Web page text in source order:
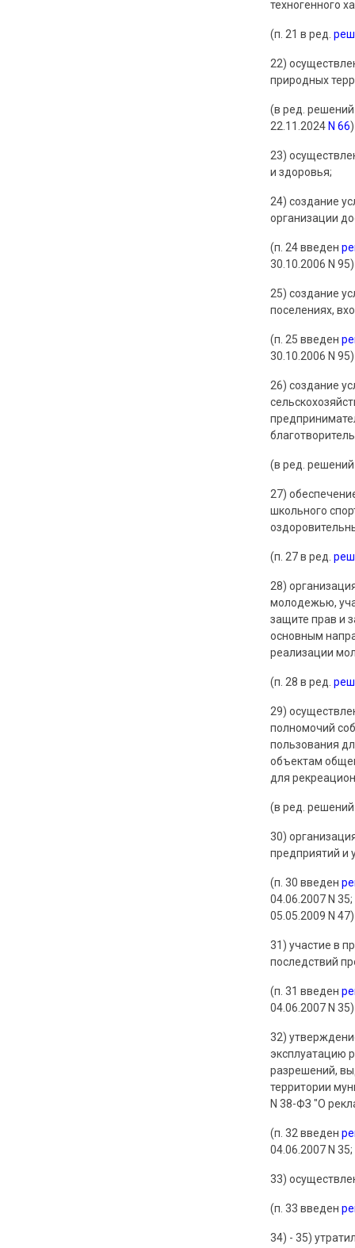
техногенного
(п. 21 в ред.
22)
природных
(в ред.
22.11.2024 N 66)
23)
и здоровья;
24) создание
организации
(п. 24 введен
30.10.2006 N 95)
25) создание
поселениях,
(п. 25 введен
30.10.2006 N 95)
26) создание
(в ред.
27)
школьного
(п. 27 в ред.
28)
молодежью,
защите прав и
основным
реализации
(п. 28 в ред.
29)
полномочий
пользования
объектам
для
(в ред.
30)
предприятий и
(п. 30 введен
04.06.2007 N
05.05.2009 N 47)
31) участие в
последствий
(п. 31 введен
04.06.2007 N 35)
32)
эксплуатацию
разрешений,
территории
N 38-ФЗ "О
(п. 32 введен
04.06.2007 N
33)
(п. 33 введен
34) - 35)